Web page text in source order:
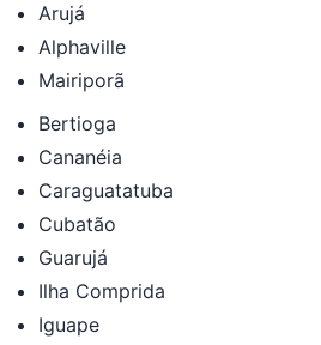
Arujá
Alphaville
Mairiporã
Bertioga
Cananéia
Caraguatatuba
Cubatão
Guarujá
Ilha Comprida
Iguape